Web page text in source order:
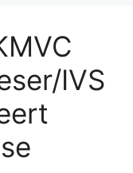
IVS